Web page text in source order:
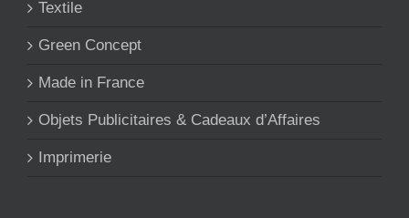
Textile
Green Concept
Made in France
Objets Publicitaires & Cadeaux d’Affaires
Imprimerie